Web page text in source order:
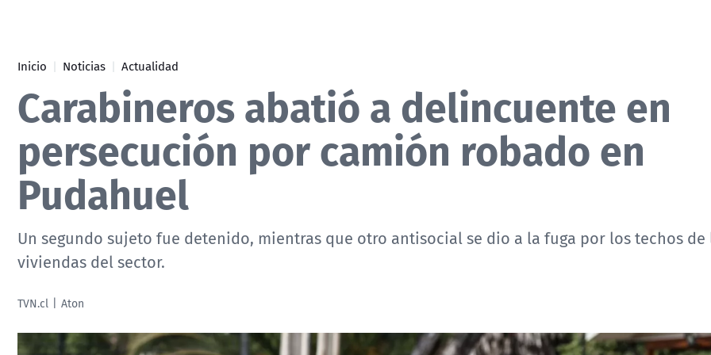
Inicio Noticias Actualidad
Carabineros abatió a delincuente en
persecución por camión robado en
Pudahuel
Un segundo sujeto fue detenido, mientras que otro antisocial se dio a la fuga por los techos de
viviendas del sector.
TVN.cl Aton